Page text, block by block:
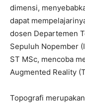
dimensi,
dapat
dosen Departemen
Sepuluh Nopember
ST MSc, mencoba
Augmented Reality
Topografi